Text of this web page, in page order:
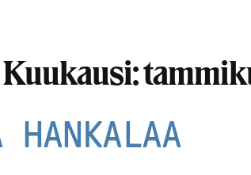
Kuukausi: